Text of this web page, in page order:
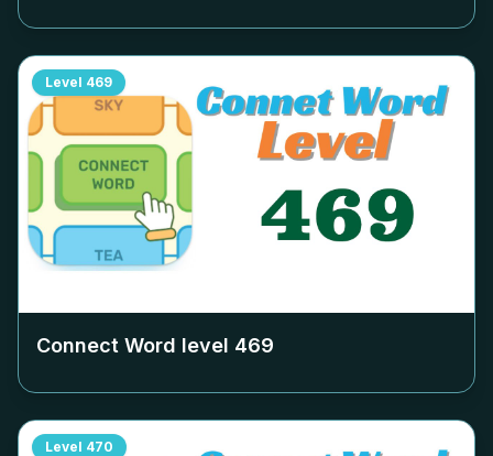
Level 469
Connect Word level 469
Level 470